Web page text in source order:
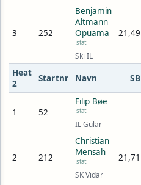
3 252
Benjamin
Altmann
Opuama
stat
Ski IL
21,49
Heat
2
Startnr Navn SB
1 52
Filip Bøe
stat
IL Gular
2 212
Christian
Mensah
stat
SK Vidar
21,71